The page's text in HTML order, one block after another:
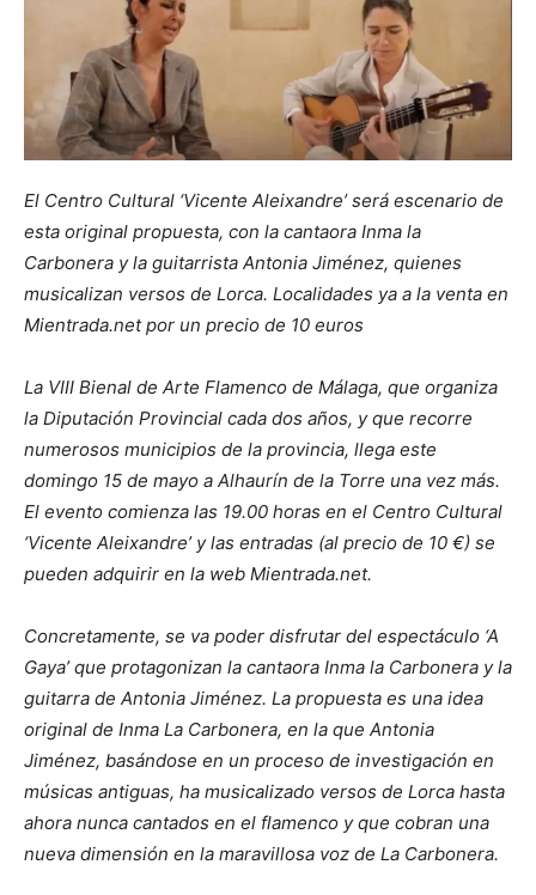
El Centro Cultural ‘Vicente Aleixandre’ será escenario de
esta original propuesta, con la cantaora Inma la
Carbonera y la guitarrista Antonia Jiménez, quienes
musicalizan versos de Lorca. Localidades ya a la venta en
Mientrada.net por un precio de 10 euros
La VIII Bienal de Arte Flamenco de Málaga, que organiza
la Diputación Provincial cada dos años, y que recorre
numerosos municipios de la provincia, llega este
domingo 15 de mayo a Alhaurín de la Torre una vez más.
El evento comienza las 19.00 horas en el Centro Cultural
‘Vicente Aleixandre’ y las entradas (al precio de 10 €) se
pueden adquirir en la web Mientrada.net.
Concretamente, se va poder disfrutar del espectáculo ‘A
Gaya’ que protagonizan la cantaora Inma la Carbonera y la
guitarra de Antonia Jiménez. La propuesta es una idea
original de Inma La Carbonera, en la que Antonia
Jiménez, basándose en un proceso de investigación en
músicas antiguas, ha musicalizado versos de Lorca hasta
ahora nunca cantados en el flamenco y que cobran una
nueva dimensión en la maravillosa voz de La Carbonera.